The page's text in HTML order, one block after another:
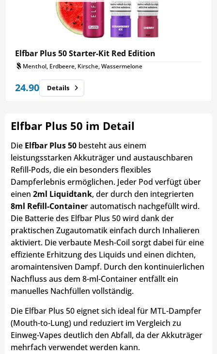
Elfbar Plus 50 Starter-Kit Red Edition
Menthol, Erdbeere, Kirsche, Wassermelone
24.90 Details
Elfbar Plus 50 im Detail
Die Elfbar Plus 50 besteht aus einem
leistungsstarken Akkuträger und austauschbaren
Refill-Pods, die ein besonders flexibles
Dampferlebnis ermöglichen. Jeder Pod verfügt über
einen 2ml Liquidtank, der durch den integrierten
8ml Refill-Container automatisch nachgefüllt wird.
Die Batterie des Elfbar Plus 50 wird dank der
praktischen Zugautomatik einfach durch Inhalieren
aktiviert. Die verbaute Mesh-Coil sorgt dabei für eine
effiziente Erhitzung des Liquids und einen dichten,
aromaintensiven Dampf. Durch den kontinuierlichen
Nachfluss aus dem 8-ml-Container entfällt ein
manuelles Nachfüllen vollständig.
Die Elfbar Plus 50 eignet sich ideal für MTL-Dampfer
(Mouth-to-Lung) und reduziert im Vergleich zu
Einweg-Vapes deutlich den Abfall, da der Akkuträger
mehrfach verwendet werden kann.